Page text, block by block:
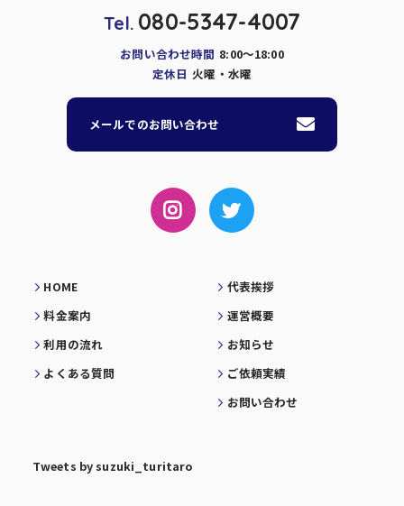
Tel. 080-5347-4007
お問い合わせ時間 8:00～18:00
定休日 火曜・水曜
メールでのお問い合わせ
HOME
料金案内
利用の流れ
よくある質問
代表挨拶
運営概要
お知らせ
ご依頼実績
お問い合わせ
Tweets by suzuki_turitaro